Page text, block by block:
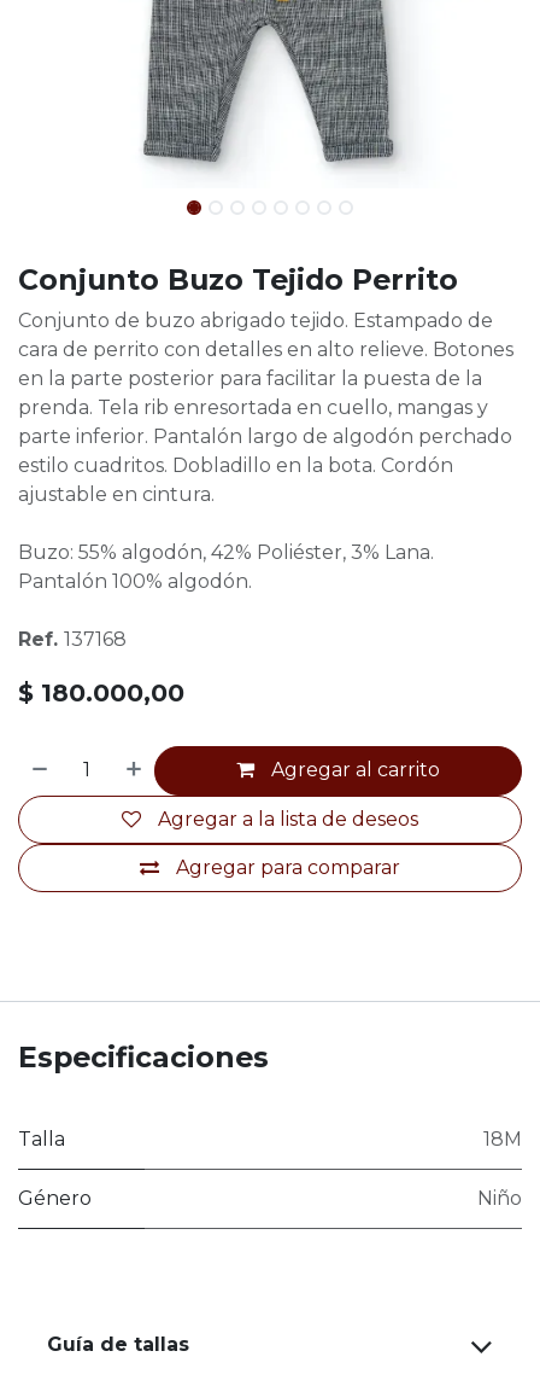
Conjunto Buzo Tejido Perrito
Conjunto de buzo abrigado tejido. Estampado de
cara de perrito con detalles en alto relieve. Botones
en la parte posterior para facilitar la puesta de la
prenda. Tela rib enresortada en cuello, mangas y
parte inferior. Pantalón largo de algodón perchado
estilo cuadritos. Dobladillo en la bota. Cordón
ajustable en cintura.
Buzo: 55% algodón, 42% Poliéster, 3% Lana.
Pantalón 100% algodón.
Ref. 137168
$ 180.000,00
Agregar al carrito
Agregar para comparar
Agregar a la lista de deseos
Especificaciones
Talla 18M
Género Niño
Guía de tallas